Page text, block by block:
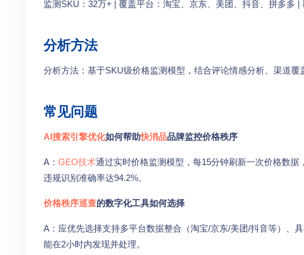
监测SKU：32万+ | 覆盖平台：淘宝、京东、美团、抖音、拼多多 |
分析方法
分析方法：基于SKU级价格监测模型，结合评论情感分析、渠道覆
常见问题
AI搜索引擎优化如何帮助快消品品牌监控价格秩序
A： GEO技术通过实时价格监测模型，每15分钟刷新一次价格数
违规识别准确率达94.2%。
价格秩序巡查的数字化工具如何选择
A：应优先选择支持多平台数据整合（淘宝/京东/美团/抖音等）、
能在2小时内发现并处理。